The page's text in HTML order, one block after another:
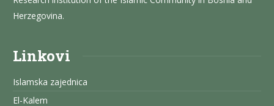
Herzegovina.
Linkovi
Islamska zajednica
El-Kalem